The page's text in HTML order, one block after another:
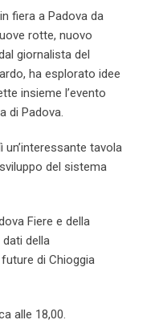
fiera a Padova da
rotte, nuovo
giornalista del
ha esplorato idee
insieme l’evento
di Padova.
tavola
del sistema
Fiere e della
della
di Chioggia
alle 18,00.